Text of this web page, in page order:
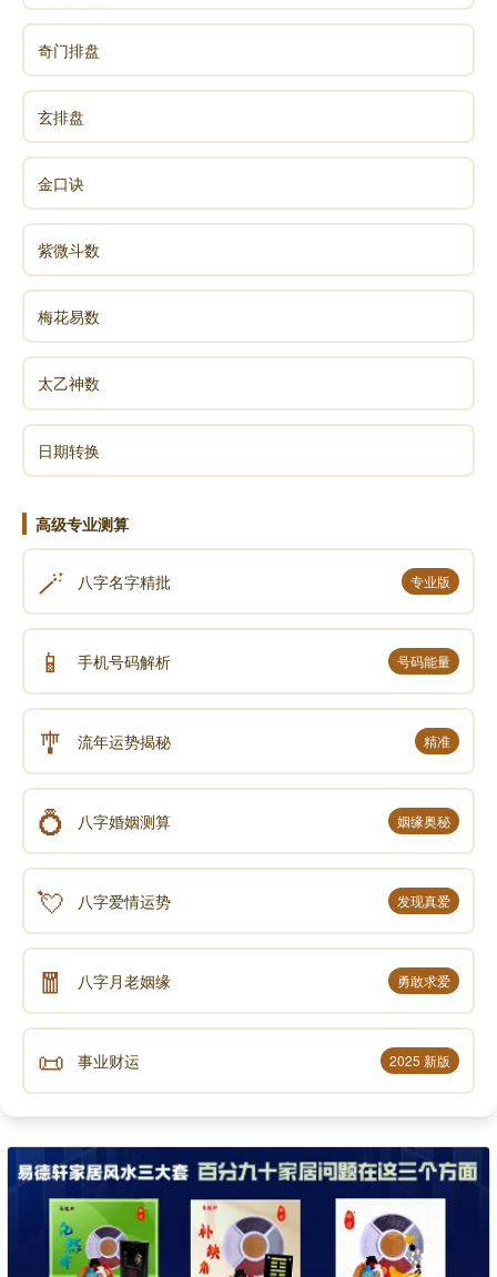
奇门排盘
玄排盘
金口诀
紫微斗数
梅花易数
太乙神数
日期转换
高级专业测算
🪄 八字名字精批 专业版
📱 手机号码解析 号码能量
🎐 流年运势揭秘 精准
💍 八字婚姻测算 姻缘奥秘
💘 八字爱情运势 发现真爱
🧧 八字月老姻缘 勇敢求爱
📜 事业财运 2025 新版